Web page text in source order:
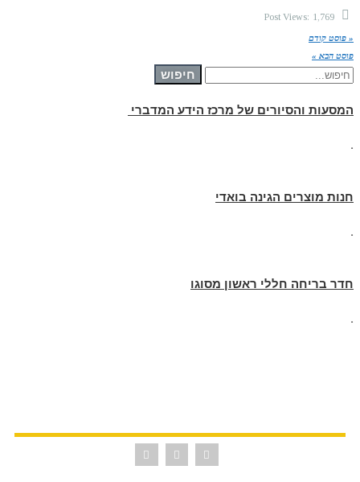
Post Views: 1,769
« פוסט קודם
פוסט הבא »
חיפוש עבור: חיפוש
המסעות והסיורים של מרכז הידע המדברי
.
חנות מוצרים הגינה בואדי
.
חדר בריחה חללי ראשון מסוגו
.